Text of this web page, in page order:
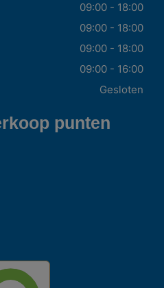
09:00 - 18:00
09:00 - 18:00
09:00 - 18:00
09:00 - 16:00
Gesloten
punten